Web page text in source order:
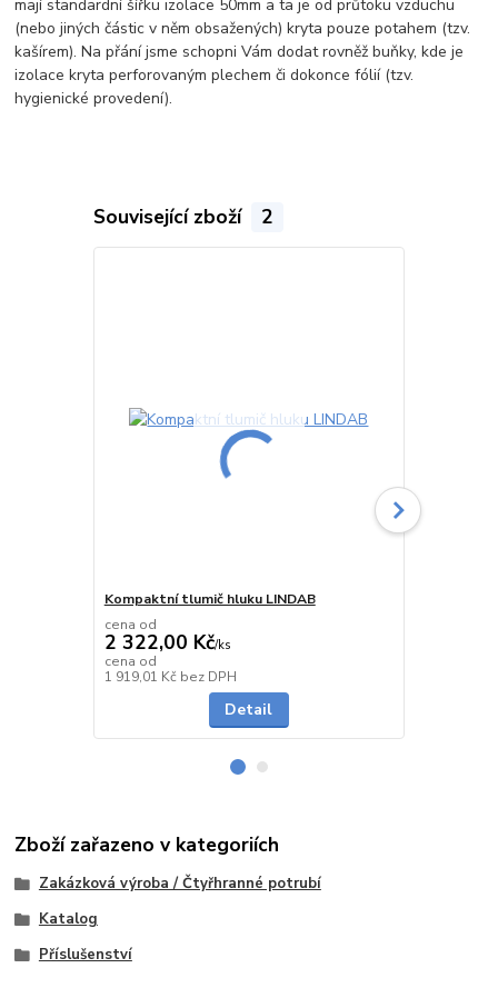
mají standardní šířku izolace 50mm a ta je od průtoku vzduchu
(nebo jiných částic v něm obsažených) kryta pouze potahem (tzv.
kašírem). Na přání jsme schopni Vám dodat rovněž buňky, kde je
izolace kryta perforovaným plechem či dokonce fólií (tzv.
hygienické provedení).
Související zboží 2
Kompaktní tlumič hluku LINDAB
cena od
2 322,00 Kč/ks
cena od
1 919,01 Kč bez DPH
Detail
Zboží zařazeno v kategoriích
Zakázková výroba / Čtyřhranné potrubí
Katalog
Příslušenství